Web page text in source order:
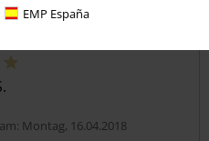
EMP España
Montag, 16.04.2018